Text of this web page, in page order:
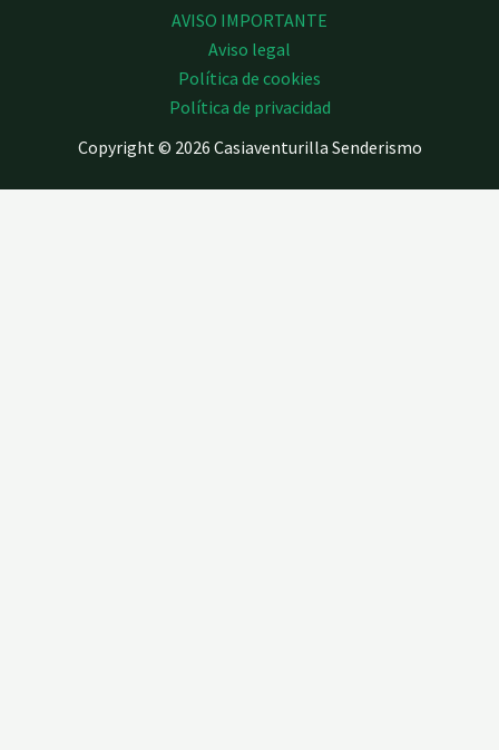
AVISO IMPORTANTE
Aviso legal
Política de cookies
Política de privacidad
Copyright © 2026 Casiaventurilla Senderismo